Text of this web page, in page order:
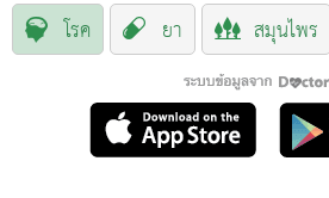
โรค ยา สมุนไพร